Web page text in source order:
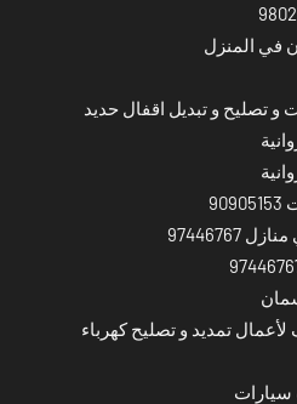
في المنزل
و تصليح و تبديل اقفال حديد
تمديد و تصليح كهرباء
سيارات